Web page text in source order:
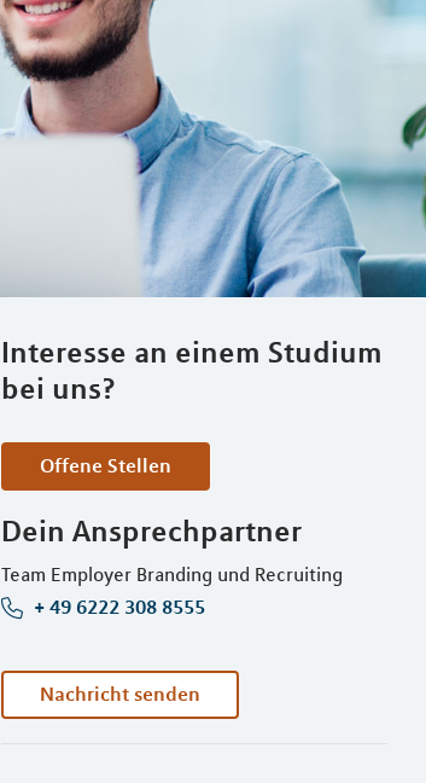
Interesse an einem Studium
bei uns?
Offene Stellen
Dein Ansprechpartner
Team Employer Branding und Recruiting
+ 49 6222 308 8555
Nachricht senden